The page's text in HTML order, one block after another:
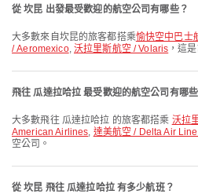
從 坎昆 出發最受歡迎的航空公司有哪些？
大多數來自坎昆的旅客都搭乘愉快空中巴士
/ Aeromexico, 沃拉里斯航空 / Volaris ，這
飛往 瓜達拉哈拉 最受歡迎的航空公司有哪
大多數飛往 瓜達拉哈拉 的旅客都搭乘 沃拉
American Airlines, 達美航空 / Delta Air
空公司。
從 坎昆 飛往 瓜達拉哈拉 有多少航班？